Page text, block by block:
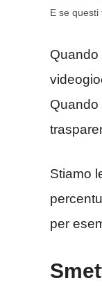
E se
Quando
Quando
Stiamo
per